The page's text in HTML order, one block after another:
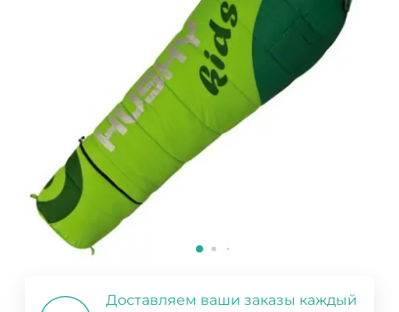
Доставляем ваши заказы каждый